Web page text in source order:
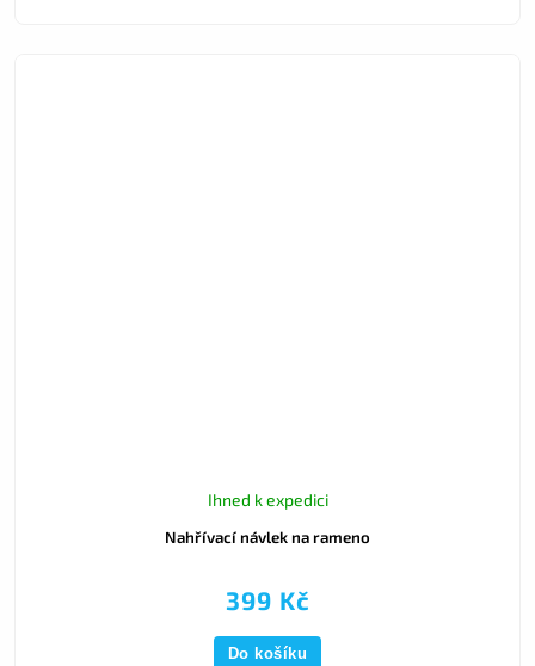
Nahřívací návlek na rameno
Ihned k expedici
399 Kč
Do košíku